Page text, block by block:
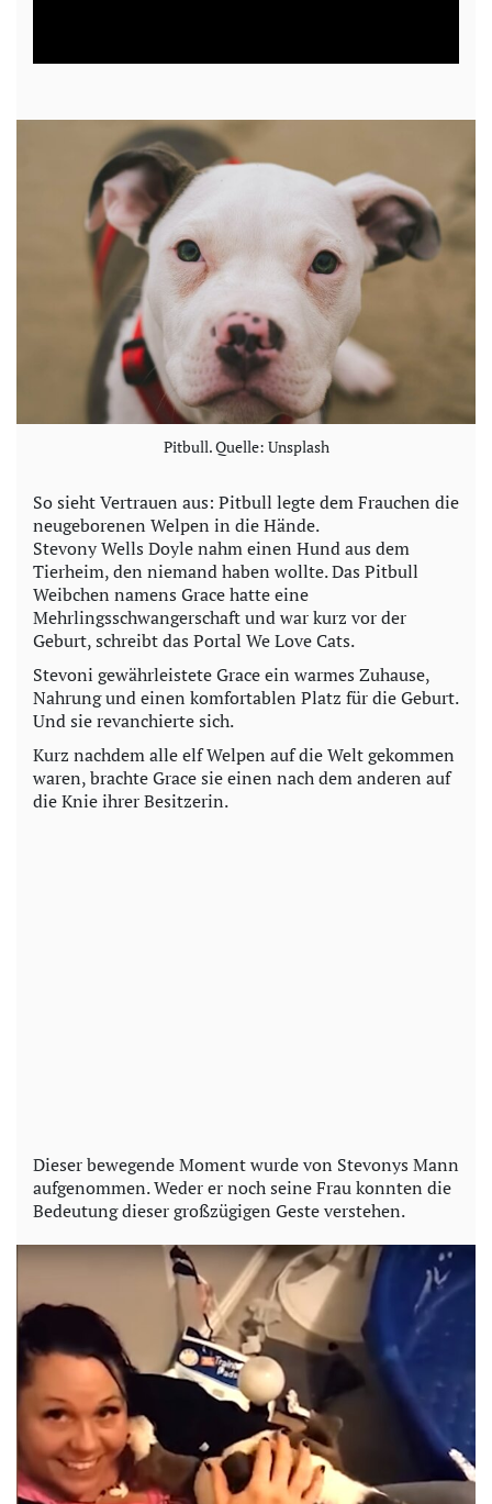
a
y
V
i
d
e
o
Pitbull. Quelle: Unsplash
So sieht Vertrauen aus: Pitbull legte dem Frauchen die
neugeborenen Welpen in die Hände.
Stevony Wells Doyle nahm einen Hund aus dem
Tierheim, den niemand haben wollte. Das Pitbull
Weibchen namens Grace hatte eine
Mehrlingsschwangerschaft und war kurz vor der
Geburt, schreibt das Portal We Love Cats.
Stevoni gewährleistete Grace ein warmes Zuhause,
Nahrung und einen komfortablen Platz für die Geburt.
Und sie revanchierte sich.
Kurz nachdem alle elf Welpen auf die Welt gekommen
waren, brachte Grace sie einen nach dem anderen auf
die Knie ihrer Besitzerin.
Dieser bewegende Moment wurde von Stevonys Mann
aufgenommen. Weder er noch seine Frau konnten die
Bedeutung dieser großzügigen Geste verstehen.